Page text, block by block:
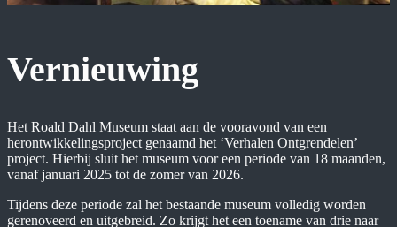
Vernieuwing
Het Roald Dahl Museum staat aan de vooravond van een
herontwikkelingsproject genaamd het ‘Verhalen Ontgrendelen’
project. Hierbij sluit het museum voor een periode van 18 maanden,
vanaf januari 2025 tot de zomer van 2026.
Tijdens deze periode zal het bestaande museum volledig worden
gerenoveerd en uitgebreid. Zo krijgt het een toename van drie naar